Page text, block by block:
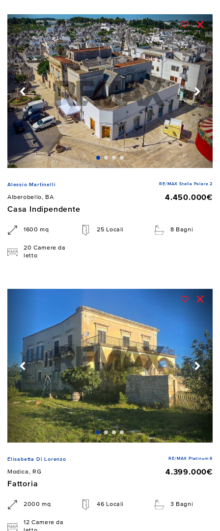
Alessio Martinelli RE/MAX Stella Polare 2
Alberobello, BA
4.450.000€
Casa Indipendente
1600 mq 25 Locali 8 Bagni
20 Camere da
letto
Elisabetta Di Lorenzo RE/MAX Platinum 6
Modica, RG
4.399.000€
Fattoria
2000 mq 46 Locali 3 Bagni
12 Camere da